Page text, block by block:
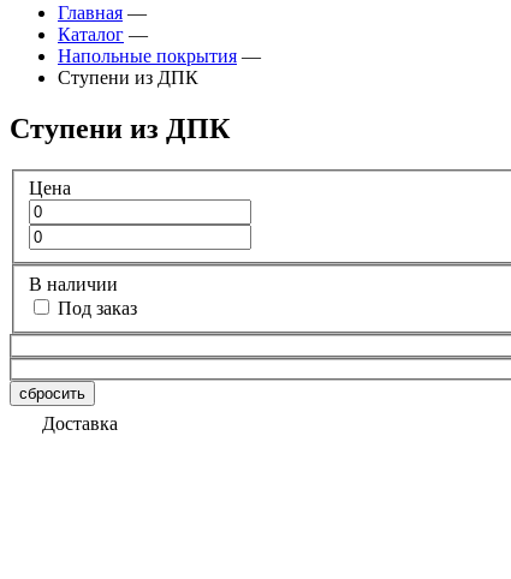
Главная —
Каталог —
Напольные покрытия —
Ступени из ДПК
Ступени из ДПК
Цена
В наличии
Под заказ
сбросить
Доставка